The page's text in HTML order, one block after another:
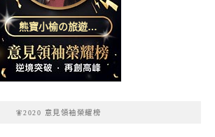
熊寶小榆の旅遊日
記
🧚2020 意見領袖榮耀榜